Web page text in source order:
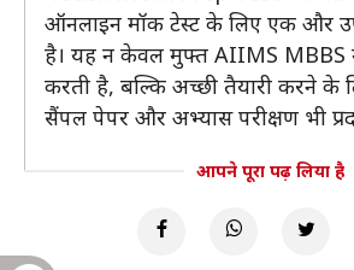
ऑनलाइन मॉक टेस्ट के लिए एक और
है। यह न केवल मुफ्त AIIMS MBBS
करती है, बल्कि अच्छी तैयारी करने के
सैंपल पेपर और अभ्यास परीक्षण भी
आपने पूरा पढ़ लिया है